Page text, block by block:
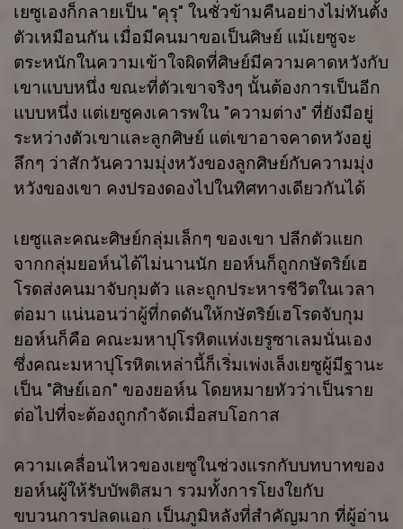
เยซูเองก็กลายเป็น "คุรุ" ในชั่วข้ามคืนอย่างไม่ทันตั้ง
ตัวเหมือนกัน เมื่อมีคนมาขอเป็นศิษย์ แม้เยซูจะ
ตระหนักในความเข้าใจผิดที่ศิษย์มีความคาดหวังกับ
เขาแบบหนึ่ง ขณะที่ตัวเขาจริงๆ นั้นต้องการเป็นอีก
แบบหนึ่ง แต่เยซูคงเคารพใน "ความต่าง" ที่ยังมีอยู่
ระหว่างตัวเขาและลูกศิษย์ แต่เขาอาจคาดหวังอยู่
ลึกๆ ว่าสักวันความมุ่งหวังของลูกศิษย์กับความมุ่ง
หวังของเขา คงปรองดองไปในทิศทางเดียวกันได้
เยซูและคณะศิษย์กลุ่มเล็กๆ ของเขา ปลีกตัวแยก
จากกลุ่มยอห์นได้ไม่นานนัก ยอห์นก็ถูกกษัตริย์เฮ
โรดส่งคนมาจับกุมตัว และถูกประหารชีวิตในเวลา
ต่อมา แน่นอนว่าผู้ที่กดดันให้กษัตริย์เฮโรดจับกุม
ยอห์นก็คือ คณะมหาปุโรหิตแห่งเยรูซาเลมนั่นเอง
ซึ่งคณะมหาปุโรหิตเหล่านี้ก็เริ่มเพ่งเล็งเยซูผู้มีฐานะ
เป็น "ศิษย์เอก" ของยอห์น โดยหมายหัวว่าเป็นราย
ต่อไปที่จะต้องถูกกำจัดเมื่อสบโอกาส
ความเคลื่อนไหวของเยซูในช่วงแรกกับบทบาทของ
ยอห์นผู้ให้รับบัพติสมา รวมทั้งการโยงใยกับ
ขบวนการปลดแอก เป็นภูมิหลังที่สำคัญมาก ที่ผู้อ่าน